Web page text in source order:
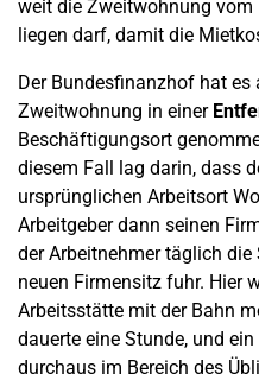
weit die Zweitwohnung
liegen darf, damit die
Der Bundesfinanzhof hat
Zweitwohnung in einer
Beschäftigungsort
diesem Fall lag darin, dass
ursprünglichen Arbeitsort
Arbeitgeber dann seinen
der Arbeitnehmer täglich
neuen Firmensitz fuhr. Hier
Arbeitsstätte mit der Bahn
dauerte eine Stunde, und
durchaus im Bereich des